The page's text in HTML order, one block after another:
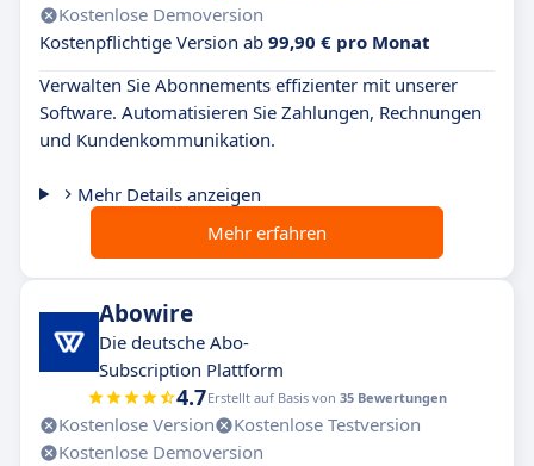
Kostenlose Demoversion
Kostenpflichtige Version ab 99,90 € pro Monat
Verwalten Sie Abonnements effizienter mit unserer
Software. Automatisieren Sie Zahlungen, Rechnungen
und Kundenkommunikation.
Mehr Details anzeigen
Mehr erfahren
Abowire
Die deutsche Abo-
Subscription Plattform
4.7Erstellt auf Basis von 35 Bewertungen
Kostenlose Version
Kostenlose Testversion
Kostenlose Demoversion